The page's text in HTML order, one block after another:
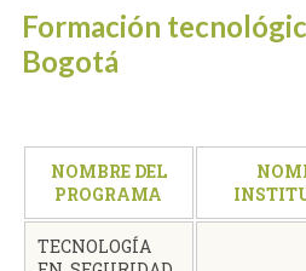
Formación
Bogotá
NOMBRE DEL
PROGRAMA
TECNOLOGÍA